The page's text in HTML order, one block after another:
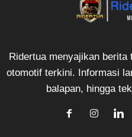
Ridertua menyajikan
otomotif terkini. Informasi
balapan, hingga